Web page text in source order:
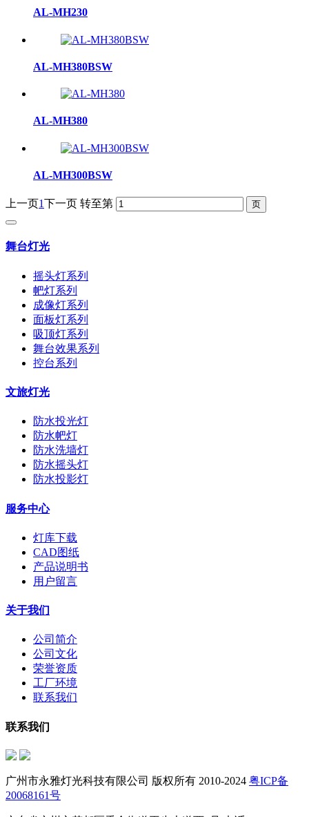
AL-MH230
AL-MH380BSW
AL-MH380
AL-MH300BSW
上一页1下一页 转至第
舞台灯光
摇头灯系列
帊灯系列
成像灯系列
面板灯系列
吸顶灯系列
舞台效果系列
控台系列
文旅灯光
防水投光灯
防水帊灯
防水洗墙灯
防水摇头灯
防水投影灯
服务中心
灯库下载
CAD图纸
产品说明书
用户留言
关于我们
公司简介
公司文化
荣誉资质
工厂环境
联系我们
联系我们
广州市永雅灯光科技有限公司 版权所有 2010-2024 粤ICP备
20068161号